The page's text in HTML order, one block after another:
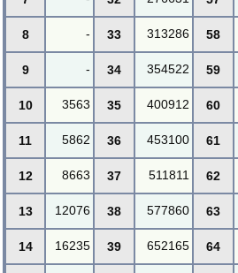
8 - 33 313286 58
9 - 34 354522 59
10 3563 35 400912 60
11 5862 36 453100 61
12 8663 37 511811 62
13 12076 38 577860 63
14 16235 39 652165 64